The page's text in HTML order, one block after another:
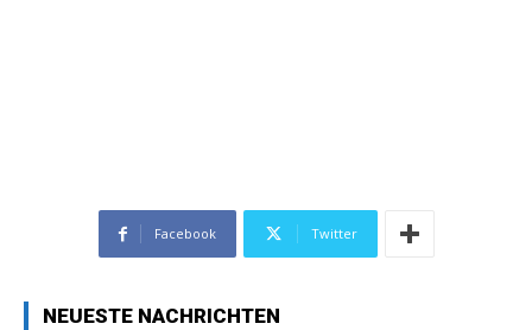
Facebook Twitter
NEUESTE NACHRICHTEN